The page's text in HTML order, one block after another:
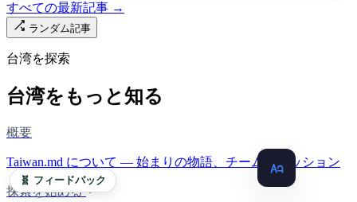
すべての最新記事 →
ランダム記事
台湾を探索
台湾をもっと知る
概要
Taiwan.md について — 始まりの物語、チーム、ミッション
探索を始める
🧬 フィードバック